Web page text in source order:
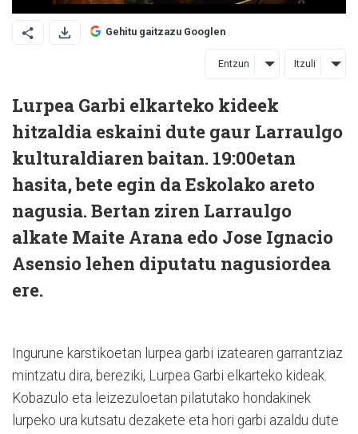
Gehitu gaitzazu Googlen
Entzun Itzuli
Lurpea Garbi elkarteko kideek
hitzaldia eskaini dute gaur Larraulgo
kulturaldiaren baitan. 19:00etan
hasita, bete egin da Eskolako areto
nagusia. Bertan ziren Larraulgo
alkate Maite Arana edo Jose Ignacio
Asensio lehen diputatu nagusiordea
ere.
Ingurune karstikoetan lurpea garbi izatearen garrantziaz
mintzatu dira, bereziki, Lurpea Garbi elkarteko kideak.
Kobazulo eta leizezuloetan pilatutako hondakinek
lurpeko ura kutsatu dezakete eta hori garbi azaldu dute